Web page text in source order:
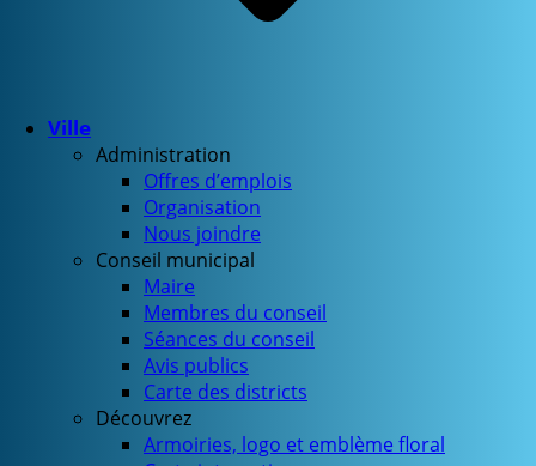
Ville
Administration
Offres d’emplois
Organisation
Nous joindre
Conseil municipal
Maire
Membres du conseil
Séances du conseil
Avis publics
Carte des districts
Découvrez
Armoiries, logo et emblème floral